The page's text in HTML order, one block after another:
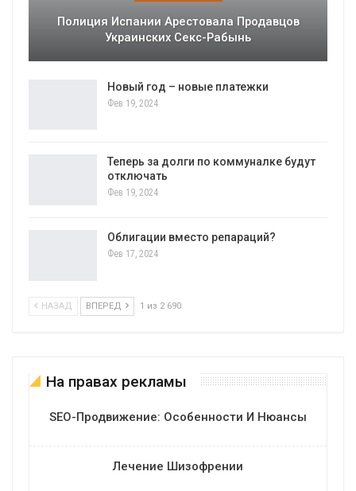
Полиция Испании Арестовала Продавцов
Украинских Секс-Рабынь
Новый год – новые платежки
Фев 19, 2024
Теперь за долги по коммуналке будут
отключать
Фев 19, 2024
Облигации вместо репараций?
Фев 17, 2024
НАЗАД ВПЕРЕД 1 из 2 690
На правах рекламы
SEO-Продвижение: Особенности И Нюансы
Лечение Шизофрении